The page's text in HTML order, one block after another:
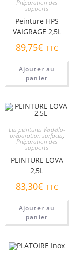
Préparation des
supports
Peinture HPS
VAIGRAGE 2,5L
89,75€ TTC
Ajouter au
panier
Les peintures Verdello-
préparation surfaces,
Préparation des
supports
PEINTURE LÖVA
2,5L
83,30€ TTC
Ajouter au
panier